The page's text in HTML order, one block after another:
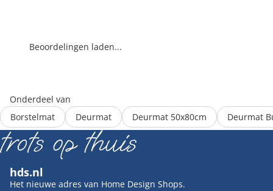
Beoordelingen laden...
Onderdeel van
Borstelmat
Deurmat Deurmat 50x80cm Deurmat
hds.nl
Het nieuwe adres van Home Design Shops.